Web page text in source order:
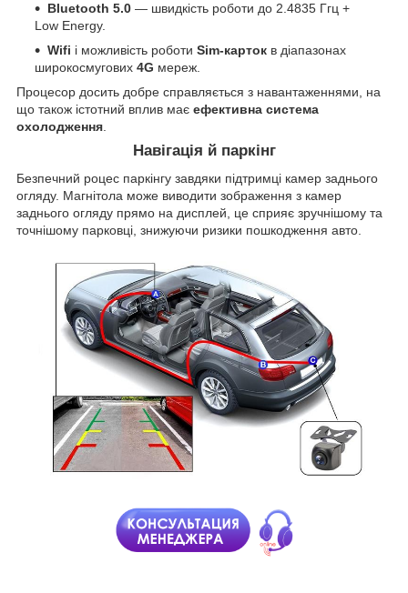
Bluetooth 5.0 — швидкість роботи до 2.4835 Ггц +
Low Energy.
Wifi і можливість роботи Sim-карток в діапазонах
широкосмугових 4G мереж.
Процесор досить добре справляється з навантаженнями, на
що також істотний вплив має ефективна система
охолодження.
Навігація й паркінг
Безпечний роцес паркінгу завдяки підтримці камер заднього
огляду. Магнітола може виводити зображення з камер
заднього огляду прямо на дисплей, це сприяє зручнішому та
точнішому парковці, знижуючи ризики пошкодження авто.